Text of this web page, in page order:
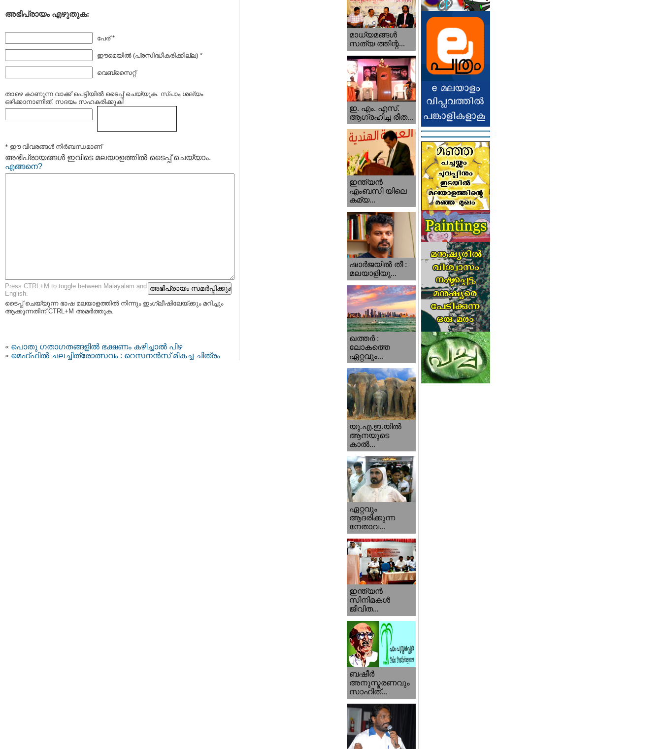
അഭിപ്രായം എഴുതുക:
പേര് *
ഈമെയില്‍ (പ്രസിദ്ധീകരിക്കില്ല) *
വെബ്സൈറ്റ്
താഴെ കാണുന്ന വാക്ക് പെട്ടിയില്‍ ടൈപ്പ്‌ ചെയ്യുക. സ്പാം ശല്യം
ഒഴിക്കാനാണിത്. സദയം സഹകരിക്കുക!
* ഈ വിവരങ്ങള്‍ നിര്‍ബന്ധമാണ്
അഭിപ്രായങ്ങള്‍ ഇവിടെ മലയാളത്തില്‍ ടൈപ്പ് ചെയ്യാം.
എങ്ങനെ?
Press CTRL+M to toggle between Malayalam and
English.
ടൈപ്പ്‌ ചെയ്യുന്ന ഭാഷ മലയാളത്തില്‍ നിന്നും ഇംഗ്ലീഷിലേയ്ക്കും മറിച്ചും
ആക്കുന്നതിന് CTRL+M അമര്‍ത്തുക.
« പൊതു ഗതാഗതങ്ങളില്‍ ഭക്ഷണം കഴിച്ചാൽ പിഴ
« മെഹ്ഫിൽ ചലച്ചിത്രോത്സവം : റെസനൻസ് മികച്ച ചിത്രം
മാധ്യമങ്ങള്‍
സത്യ ത്തിന്റ...
ഇ. എം. എസ്.
ആഗ്രഹിച്ച രീത...
ഇന്ത്യന്‍
എംബസി യിലെ
കമ്യ...
ഷാര്‍ജയില്‍ തീ :
മലയാളിയു...
ഖത്തര്‍ :
ലോകത്തെ
ഏറ്റവും...
യു.എ.ഇ.യില്‍
ആനയുടെ
കാല്‍...
ഏറ്റവും
ആദരിക്കുന്ന
നേതാവ...
ഇന്ത്യന്‍
സിനിമകള്‍
ജീവിത...
ബഷീര്‍
അനുസ്മരണവും
സാഹിത്...